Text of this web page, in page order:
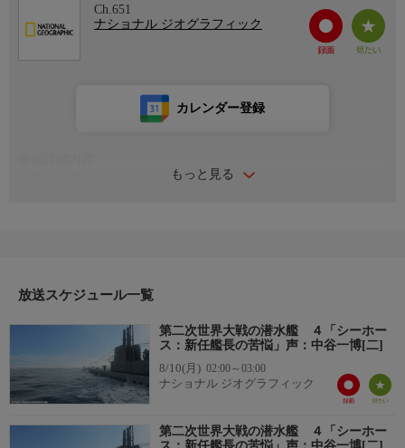
Ch.651
ナショナル ジオグラフィック
もっと見る
カレンダー登録
る。
1943年10月、アメリカの潜水艦シーホースは２回目の哨戒に出
る。前回は艦長と副長の対立が深まり艦長が電撃解任され副長が
後任に昇格という異例の事態となった。新艦長は前任者との対立
で損なわれた部下の信頼を回復し、戦果を上げるため、適材適所
攻撃を仕掛けていく。新進気鋭の指揮官は艦内を１つにまとめ、
放送スケジュール一覧
第二次世界大戦の潜水艦 ４「シーホー
ス：新任艦長の苦悩」声：中谷一博[二]
8/10(月) 02:00～03:00
ナショナル ジオグラフィック
第二次世界大戦の潜水艦 ４「シーホー